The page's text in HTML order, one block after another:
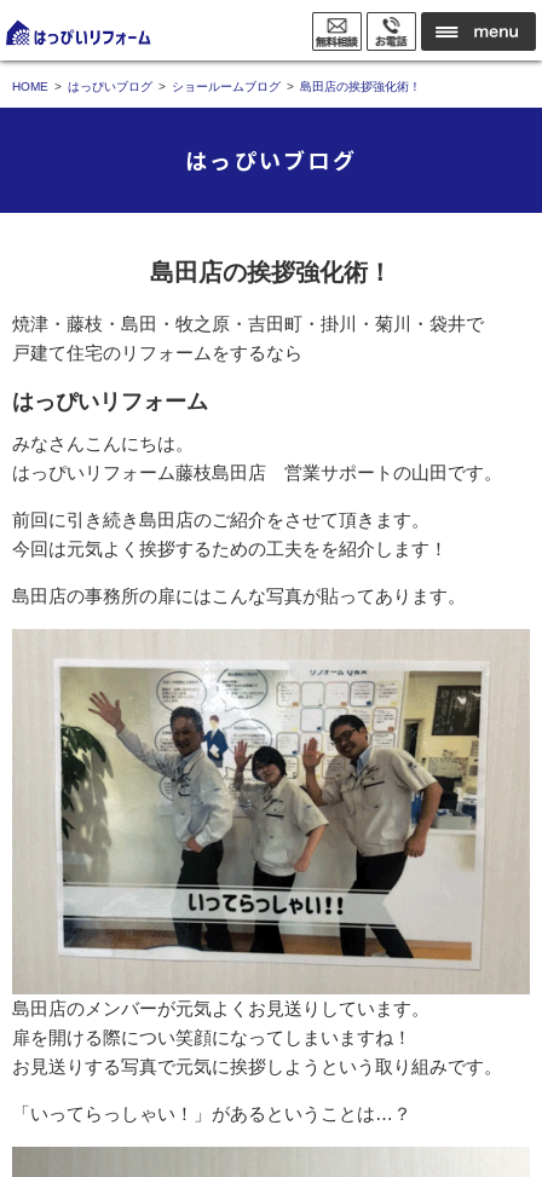
HOME はっぴいブログ ショールームブログ 島田店の挨拶強化術！
はっぴいブログ
島田店の挨拶強化術！
焼津・藤枝・島田・牧之原・吉田町・掛川・菊川・袋井で
戸建て住宅のリフォームをするなら
はっぴいリフォーム
みなさんこんにちは。
はっぴいリフォーム藤枝島田店 営業サポートの山田です。
前回に引き続き島田店のご紹介をさせて頂きます。
今回は元気よく挨拶するための工夫をを紹介します！
島田店の事務所の扉にはこんな写真が貼ってあります。
島田店のメンバーが元気よくお見送りしています。
扉を開ける際につい笑顔になってしまいますね！
お見送りする写真で元気に挨拶しようという取り組みです。
「いってらっしゃい！」があるということは…？